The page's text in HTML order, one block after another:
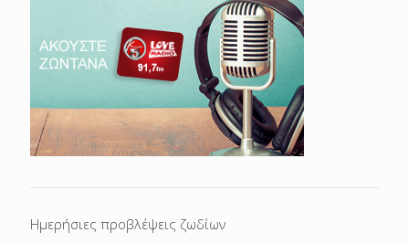
Ημερήσιες προβλέψεις ζωδίων